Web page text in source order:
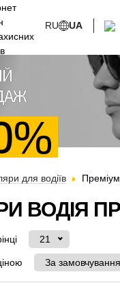
RU UA
для водіїв Преміум
ВОДІЯ
21
За